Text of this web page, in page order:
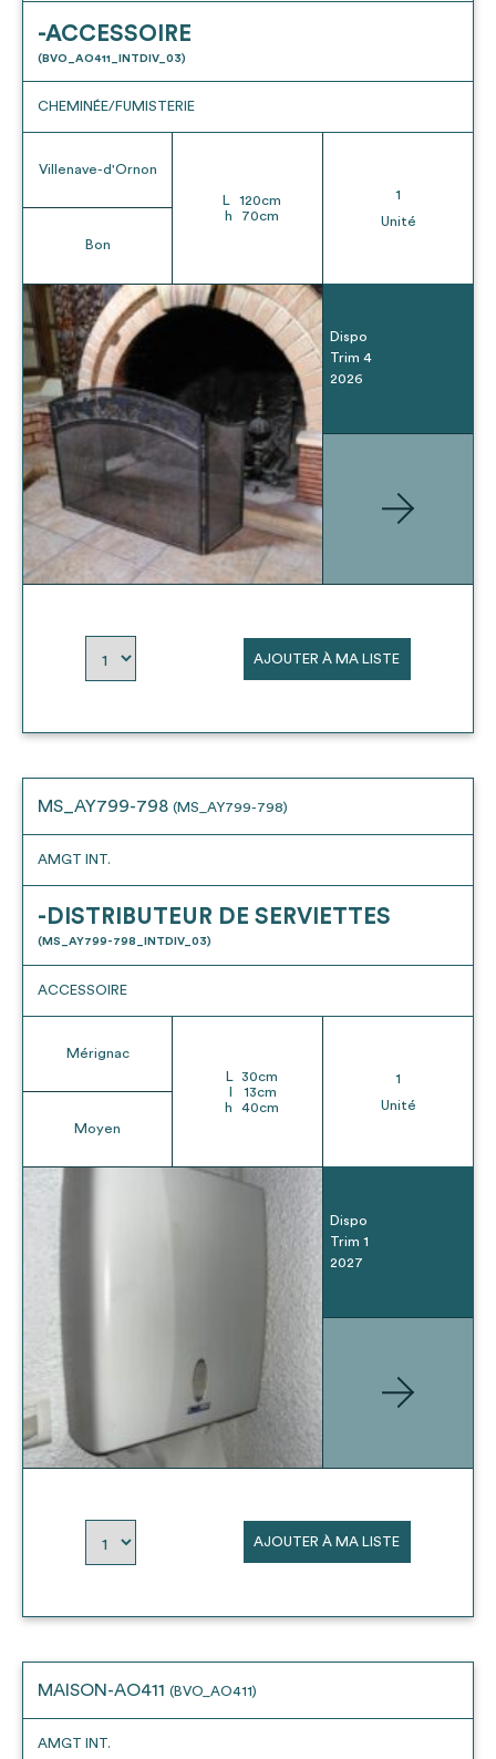
-ACCESSOIRE
(BVO_AO411_INTDIV_03)
CHEMINÉE/FUMISTERIE
Villenave-d'Ornon
Bon
L 120cm
h
70cm
1
Unité
Dispo
Trim 4
2026
AJOUTER À MA LISTE
MS_AY799-798 (MS_AY799-798)
AMGT INT.
-DISTRIBUTEUR DE SERVIETTES
(MS_AY799-798_INTDIV_03)
ACCESSOIRE
Mérignac
Moyen
L 30cm
13cm
h
40cm
1
Unité
Dispo
Trim 1
2027
AJOUTER À MA LISTE
MAISON-AO411 (BVO_AO411)
AMGT INT.